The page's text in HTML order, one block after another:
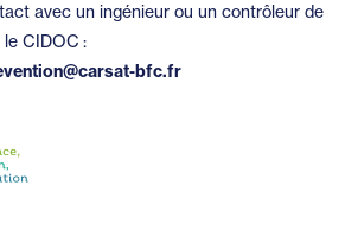
avec un ingénieur ou un contrôleur de
CIDOC :
bfc.fr